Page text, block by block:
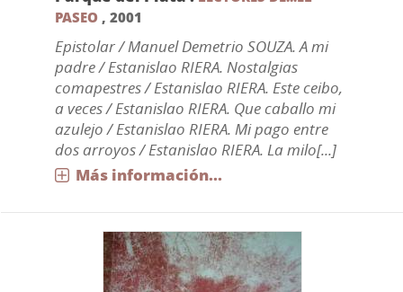
PASEO , 2001
Epistolar / Manuel Demetrio SOUZA. A mi
padre / Estanislao RIERA. Nostalgias
comapestres / Estanislao RIERA. Este ceibo,
a veces / Estanislao RIERA. Que caballo mi
azulejo / Estanislao RIERA. Mi pago entre
dos arroyos / Estanislao RIERA. La milo[...]
Más información...